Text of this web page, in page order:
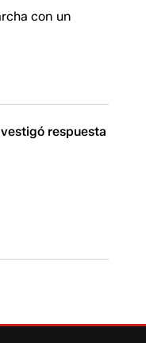
con un
respuesta